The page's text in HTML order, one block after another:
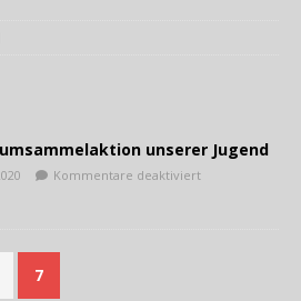
unserer Jugend
Kommentare deaktiviert
7